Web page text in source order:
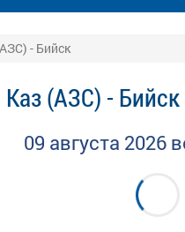
- Бийск
Каз (АЗС) - Бийск
09 августа 2026